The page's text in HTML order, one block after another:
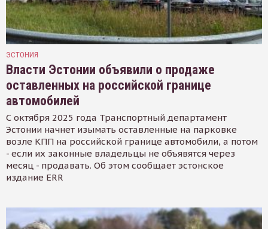
ЭСТОНИЯ
Власти Эстонии объявили о продаже
оставленных на российской границе
автомобилей
С октября 2025 года Транспортный департамент
Эстонии начнет изымать оставленные на парковке
возле КПП на российской границе автомобили, а потом
- если их законные владельцы не объявятся через
месяц - продавать. Об этом сообщает эстонское
издание ERR